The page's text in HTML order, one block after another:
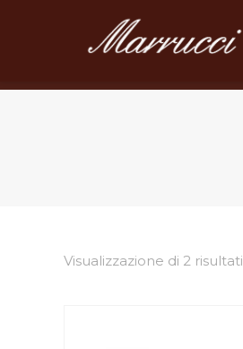
Visualizzazione di 2 risultati